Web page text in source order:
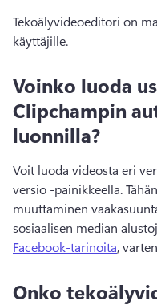
Tekoälyvideoeditori on
käyttäjille.
Voinko luoda
Clipchampin
luonnilla?
Voit luoda videosta eri
versio -painikkeella.
muuttaminen
sosiaalisen median
Facebook-tarinoita,
Onko